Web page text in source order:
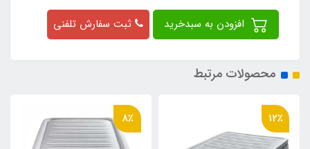
ثبت سفارش تلفنی
محصولات مرتبط
12٪ 8٪